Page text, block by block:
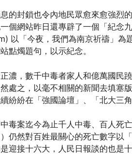
的封鎖也令內地民眾愈來愈強烈
個網站昨日還專辟了一個「紀念
以「今夜，我們為南京祈禱」為
點燭題句，以示紀念。
濃，數千中毒者家人和億萬國民
處之，以毫不相關的新聞去填塞
紛紛在「強國論壇」、「北大三
毒案迄今為止千人中毒、百人死
仍然對百姓最關心的死亡數字以
迎接十六大，人民日報談的也是